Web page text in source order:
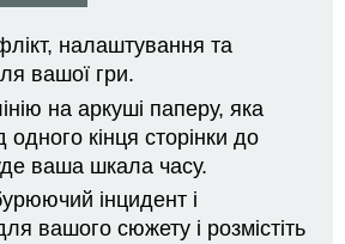
налаштування та
вашої гри.
на аркуші паперу, яка
одного кінця сторінки до
ваша шкала часу.
інцидент і
вашого сюжету і розмістіть